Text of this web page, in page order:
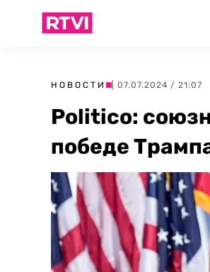
НОВОСТИ | 07.07.2024 / 21:07
Politico:
победе